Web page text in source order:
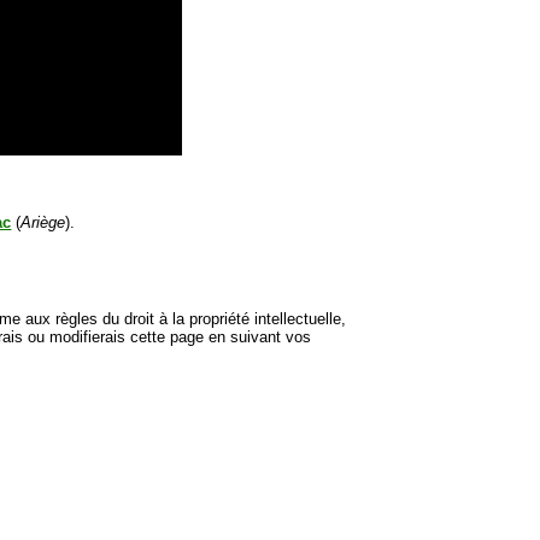
(Ariège).
aux règles du droit à la propriété intellectuelle,
ou modifierais cette page en suivant vos